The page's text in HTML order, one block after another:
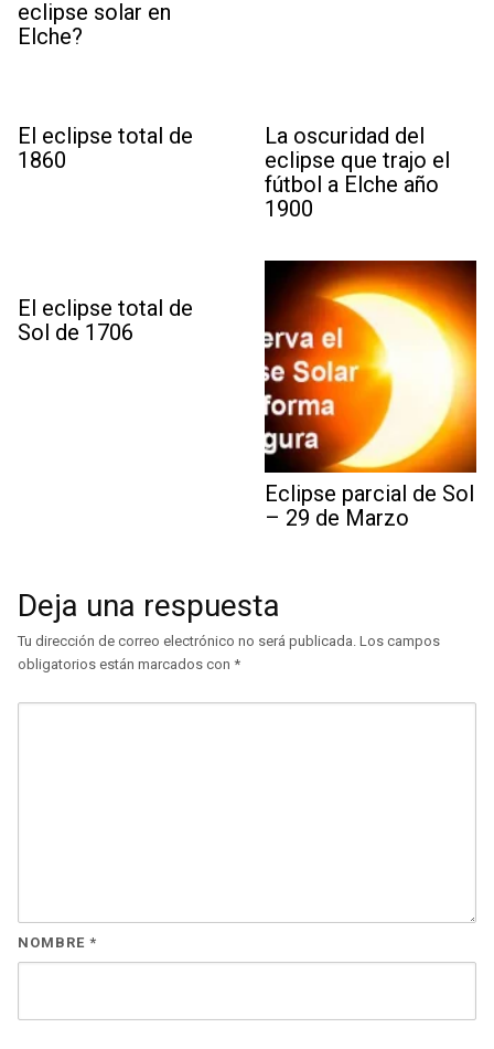
eclipse solar en
Elche?
El eclipse total de
1860
La oscuridad del
eclipse que trajo el
fútbol a Elche año
1900
El eclipse total de
Sol de 1706
Eclipse parcial de Sol
– 29 de Marzo
Deja una respuesta
Tu dirección de correo electrónico no será publicada. Los campos
obligatorios están marcados con *
NOMBRE *